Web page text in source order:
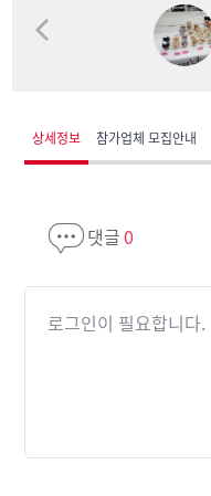
상세정보 참가업체 모집안내
댓글0
로그인이 필요합니다.